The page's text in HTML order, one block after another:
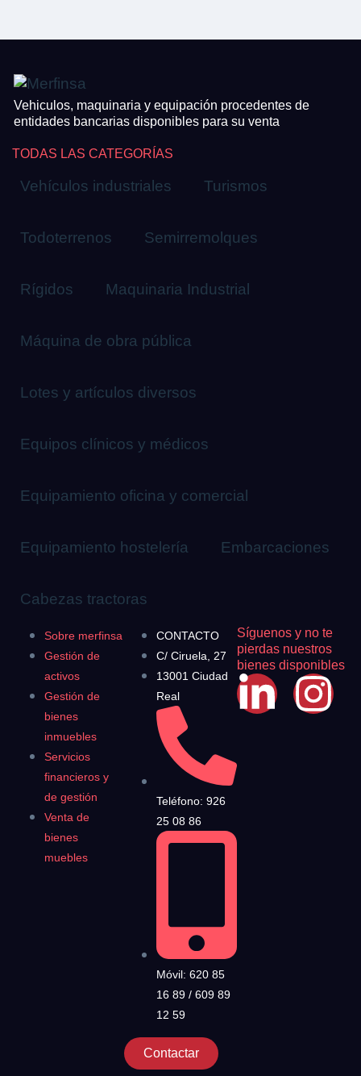
Vehiculos, maquinaria y equipación procedentes de
entidades bancarias disponibles para su venta
Sobre merfinsa
Gestión de
activos
Gestión de
bienes
inmuebles
Servicios
financieros y
de gestión
Venta de
bienes
muebles
CONTACTO
C/ Ciruela, 27
13001 Ciudad
Real
Teléfono: 926
25 08 86
Móvil: 620 85
16 89 / 609 89
12 59
Contactar
Síguenos y no te
pierdas nuestros
bienes disponibles
TODAS LAS CATEGORÍAS
Vehículos industriales Turismos
Todoterrenos Semirremolques
Rígidos Maquinaria Industrial
Máquina de obra pública
Lotes y artículos diversos
Equipos clínicos y médicos
Equipamiento oficina y comercial
Equipamiento hostelería Embarcaciones
Cabezas tractoras